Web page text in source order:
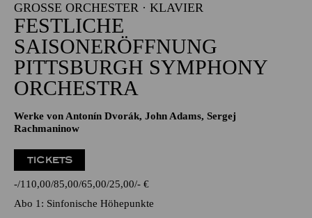
GROSSE ORCHESTER · KLAVIER
FESTLICHE
SAISONERÖFFNUNG
PITTSBURGH SYMPHONY
ORCHESTRA
Werke von Antonín Dvorák, John Adams, Sergej
Rachmaninow
TICKETS
- 110,00 85,00 65,00 25,00 - €
Abo 1: Sinfonische Höhepunkte